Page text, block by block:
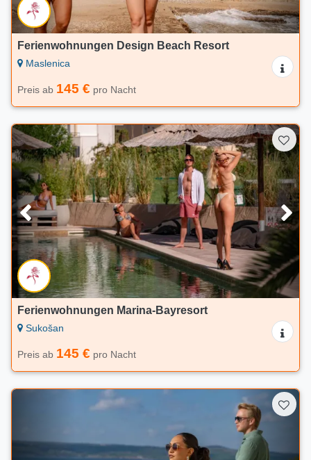
Ferienwohnungen Design Beach Resort
Maslenica
Preis ab 145 € pro Nacht
Ferienwohnungen Marina-Bayresort
Sukošan
Preis ab 145 € pro Nacht